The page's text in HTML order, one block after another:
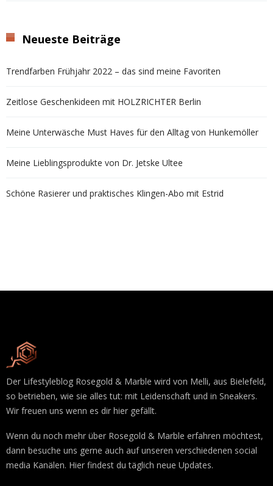
Neueste Beiträge
Trendfarben Frühjahr 2022 – das sind meine Favoriten
Zeitlose Geschenkideen mit HOLZRICHTER Berlin
Meine Unterwäsche Must Haves für den Alltag von Hunkemöller
Meine Lieblingsprodukte von Dr. Jetske Ultee
Schöne Rasierer und praktisches Klingen-Abo mit Estrid
Der Lifestyleblog Rosegold & Marble wird von Melli, aus Bielefeld,
so betrieben, wie sie alles tut: mit Leidenschaft und in Sneakers.
Wir freuen uns wenn es dir hier gefällt.
Wenn du noch mehr über Rosegold & Marble erfahren möchtest,
dann besuche uns gerne auch auf unseren verschiedenen social
media Kanälen. Hier findest du täglich neue Updates.